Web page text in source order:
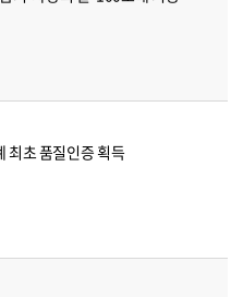
최초 품질인증 획득